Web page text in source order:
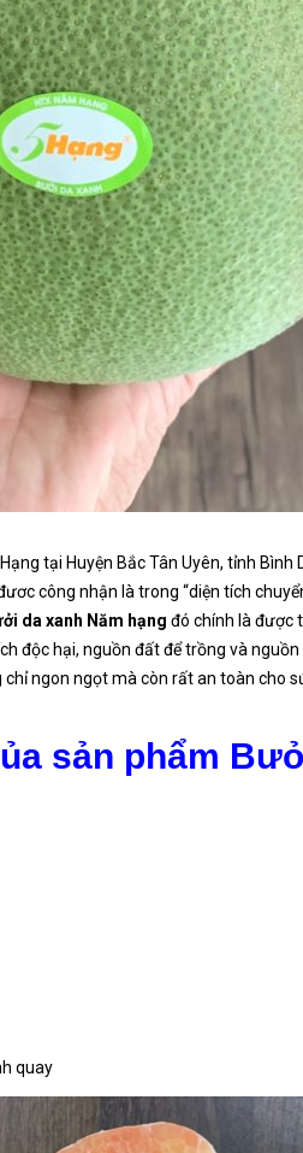
tại Huyện Bắc Tân Uyên, tỉnh
công nhận là trong “diện tích
da xanh Năm hạng đó chính là được
độc hại, nguồn đất để trồng và
ngon ngọt mà còn rất an toàn cho
sản phẩm
quay